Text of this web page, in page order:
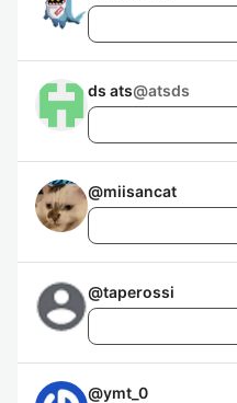
ds ats@atsds
@miisancat
@taperossi
@ymt_0